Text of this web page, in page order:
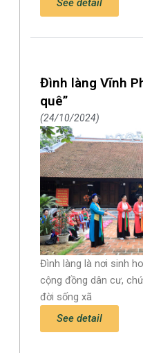
See detail
Đình làng Vĩnh
quê”
24/10/2024
Đình làng là nơi sinh
cộng đồng dân cư,
đời sống xã
See detail